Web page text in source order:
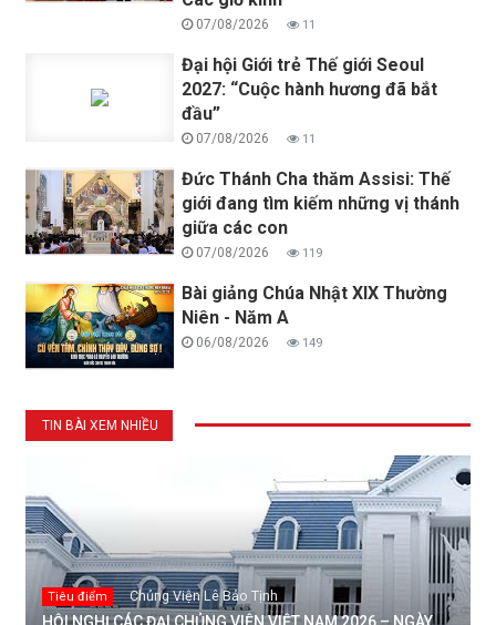
07/08/2026 11
Đại hội Giới trẻ Thế giới Seoul
2027: “Cuộc hành hương đã bắt
đầu”
07/08/2026 11
Đức Thánh Cha thăm Assisi: Thế
giới đang tìm kiếm những vị thánh
giữa các con
07/08/2026 119
Bài giảng Chúa Nhật XIX Thường
Niên - Năm A
06/08/2026 149
TIN BÀI XEM NHIỀU
Tiêu điểm Chủng Viện Lê Bảo Tịnh